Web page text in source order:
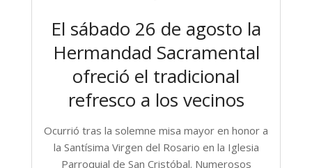
El sábado 26 de agosto la
Hermandad Sacramental
ofreció el tradicional
refresco a los vecinos
Ocurrió tras la solemne misa mayor en honor a
la Santísima Virgen del Rosario en la Iglesia
Parroquial de San Cristóbal. Numerosos